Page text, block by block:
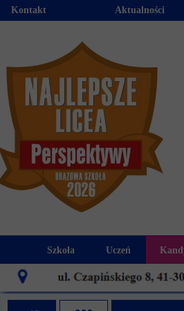
Szkoła
Historia szkoły
Uczeń
Kalendarz roku
Aktualności
Kontakt